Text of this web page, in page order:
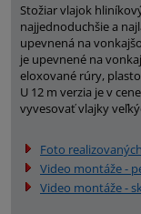
Stožiar vlajok
najjednoduchšie a
upevnená na
je upevnené na
eloxované rúry,
U 12 m verzia je v
vyvesovať vlajky
Foto
Video montáže -
Video montáže -